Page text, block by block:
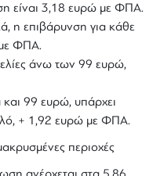
είναι 3,18 ευρώ με ΦΠΑ.
η επιβάρυνση για κάθε
με ΦΠΑ.
άνω των 99 ευρώ,
και 99 ευρώ, υπάρχει
+ 1,92 ευρώ με ΦΠΑ.
περιοχές